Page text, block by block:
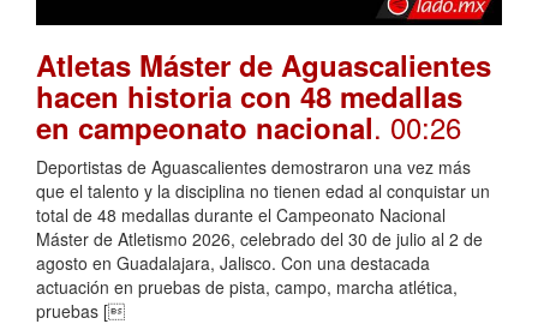
Atletas Máster de Aguascalientes
hacen historia con 48 medallas
en campeonato nacional. 00:26
Deportistas de Aguascalientes demostraron una vez más
que el talento y la disciplina no tienen edad al conquistar un
total de 48 medallas durante el Campeonato Nacional
Máster de Atletismo 2026, celebrado del 30 de julio al 2 de
agosto en Guadalajara, Jalisco. Con una destacada
actuación en pruebas de pista, campo, marcha atlética,
pruebas [